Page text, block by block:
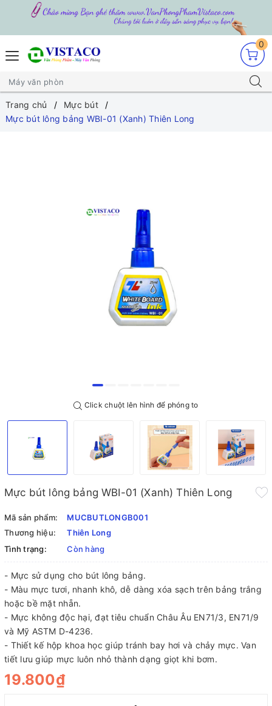
0
Trang chủ
Mực bút
Mực bút lông bảng WBI-01 (Xanh) Thiên Long
Click chuột lên hình để phóng to
Mực bút lông bảng WBI-01 (Xanh) Thiên Long
Mã sản phẩm:
MUCBUTLONGB001
Thương hiệu:
Thiên Long
Tình trạng:
Còn hàng
- Mực sử dụng cho bút lông bảng.
- Màu mực tươi, nhanh khô, dễ dàng xóa sạch trên bảng trắng
hoặc bề mặt nhẵn.
- Mực không độc hại, đạt tiêu chuẩn Châu Âu EN71/3, EN71/9
và Mỹ ASTM D-4236.
- Thiết kế hộp khoa học giúp tránh bay hơi và chảy mực. Van
tiết lưu giúp mực luôn nhỏ thành dạng giọt khi bơm.
19.800₫